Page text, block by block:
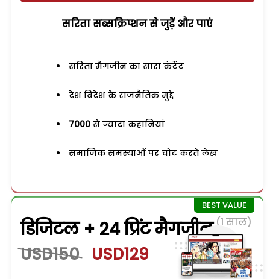
सरिता सब्सक्रिप्शन से जुड़ेें और पाएं
सरिता मैगजीन का सारा कंटेंट
देश विदेश के राजनैतिक मुद्दे
7000 से ज्यादा कहानियां
समाजिक समस्याओं पर चोट करते लेख
डिजिटल + 24 प्रिंट मैगजीन (1 साल)
USD150 USD129